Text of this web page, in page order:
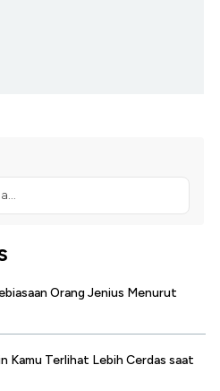
Orang Jenius Menurut
Kamu Terlihat Lebih Cerdas saat